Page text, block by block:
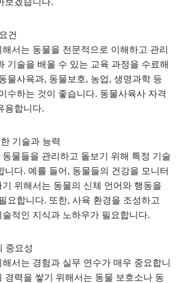
건
서는 동물을 전문적으로 이해하고 관리
기술을 배울 수 있는 교육 과정을 수료해
물사육과, 동물보호, 농업, 생명과학 등
수하는 것이 좋습니다. 동물사육사 자격
용합니다.
기술과 능력
물들을 관리하고 돌보기 위해 특정 기술
니다. 예를 들어, 동물들의 건강을 모니터
위해서는 동물의 신체 언어와 행동을
요합니다. 또한, 사육 환경을 조성하고
적인 지식과 노하우가 필요합니다.
중요성
서는 경험과 실무 연수가 매우 중요합니
경력을 쌓기 위해서는 동물 보호소나 동